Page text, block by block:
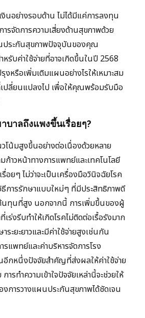
งินอย่างรอบด้าน ไม่ได้มีแค่การลงทุน
รจัดการความเสี่ยงด้านสุขภาพด้วย
ประกันสุขภาพปัจจุบันของคุณ
รับค่าใช้จ่ายที่อาจเกิดขึ้นในปี 2568
งหรือเพิ่มเติมแผนอย่างไรให้เหมาะสม
ปลี่ยนแปลงไป เพื่อให้คุณพร้อมรับมือ
บาลถึงแพงขึ้นเรื่อยๆ?
โน้มสูงขึ้นอย่างต่อเนื่องด้วยหลาย
ก้าวหน้าทางการแพทย์และเทคโนโลยี
อยๆ ไม่ว่าจะเป็นเครื่องมือวินิจฉัยโรค
การรักษาแบบใหม่ๆ ที่มีประสิทธิภาพดี
ทุนที่สูง นอกจากนี้ การเพิ่มขึ้นของผู้
เร่งรีบทำให้เกิดโรคไม่ติดต่อเรื้อรังมาก
ระยะยาวและมีค่าใช้จ่ายสูงเช่นกัน
แพทย์และค่าบริหารจัดการโรง
กหนึ่งปัจจัยสำคัญที่ส่งผลให้ค่าใช้จ่าย
ารทำความเข้าใจปัจจัยเหล่านี้จะช่วยให้
งการวางแผนประกันสุขภาพได้ชัดเจน